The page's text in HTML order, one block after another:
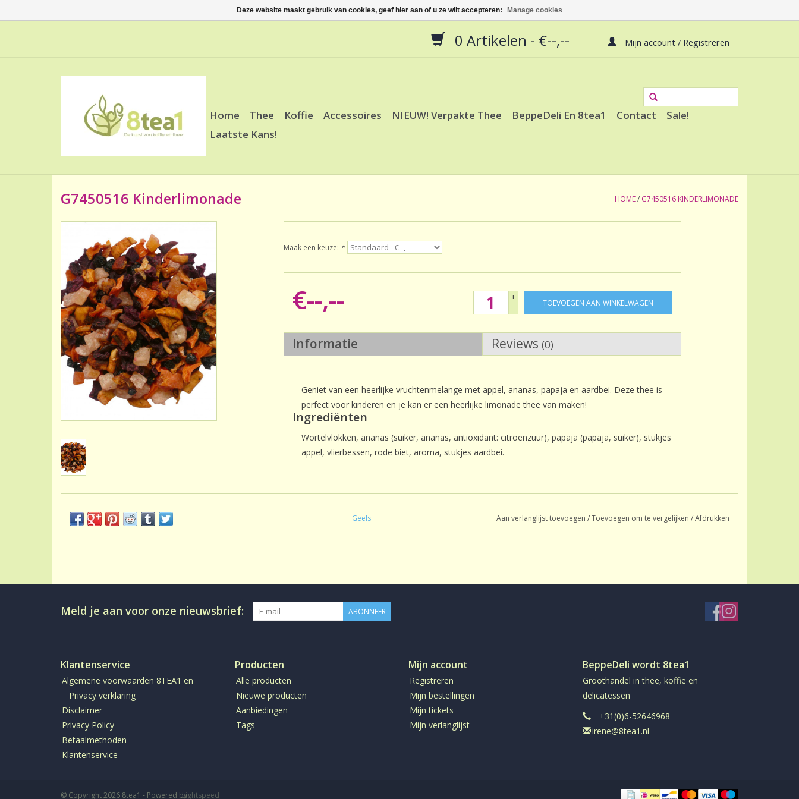
0 Artikelen - €--,-- Mijn account / Registreren
Home Thee Koffie Accessoires NIEUW! Verpakte Thee BeppeDeli En 8tea1 Contact
Sale!
Laatste Kans!
G7450516 Kinderlimonade HOME/ G7450516 KINDERLIMONADE
Maak een keuze: *
€--,--
+
-
TOEVOEGEN AAN WINKELWAGEN
Informatie Reviews (0)
Geniet van een heerlijke vruchtenmelange met appel, ananas, papaja en aardbei. Deze thee is
perfect voor kinderen en je kan er een heerlijke limonade thee van maken!
Ingrediënten
Wortelvlokken, ananas (suiker, ananas, antioxidant: citroenzuur), papaja (papaja, suiker), stukjes
appel, vlierbessen, rode biet, aroma, stukjes aardbei.
Geels Aan verlanglijst toevoegen /Toevoegen om te vergelijken /Afdrukken
Meld je aan voor onze nieuwsbrief: ABONNEER
Klantenservice
Algemene voorwaarden 8TEA1 en
Privacy verklaring
Disclaimer
Privacy Policy
Betaalmethoden
Klantenservice
Producten
Alle producten
Nieuwe producten
Aanbiedingen
Tags
Mijn account
Registreren
Mijn bestellingen
Mijn tickets
Mijn verlanglijst
BeppeDeli wordt 8tea1
Groothandel in thee, koffie en
delicatessen
+31(0)6-52646968
irene@8tea1.nl
© Copyright 2026 8tea1 - Powered byLightspeed
Deze website maakt gebruik van cookies, geef hier aan of u ze wilt accepteren: Manage cookies